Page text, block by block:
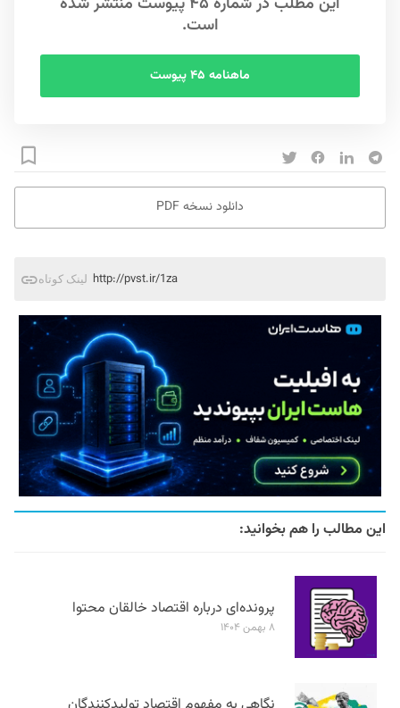
است.
ماهنامه ۴۵ پیوست
دانلود نسخه PDF
لینک کوتاه http://pvst.ir/1za
این مطالب را هم بخوانید:
پرونده‌ای درباره اقتصاد خالقان محتوا
۸ بهمن ۱۴۰۴